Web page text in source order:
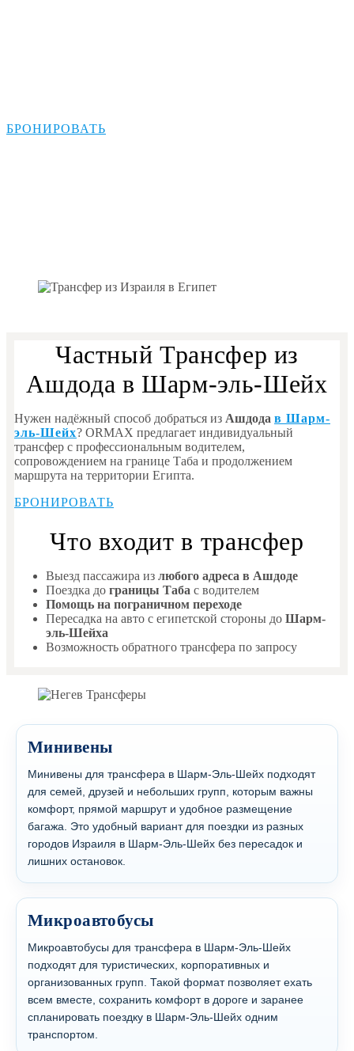
БРОНИРОВАТЬ
Частный Трансфер из
Ашдода в Шарм-эль-Шейх
Нужен надёжный способ добраться из Ашдода в Шарм-
эль-Шейх? ORMAX предлагает индивидуальный
трансфер с профессиональным водителем,
сопровождением на границе Таба и продолжением
маршрута на территории Египта.
БРОНИРОВАТЬ
Что входит в трансфер
Выезд пассажира из любого адреса в Ашдоде
Поездка до границы Таба с водителем
Помощь на пограничном переходе
Пересадка на авто с египетской стороны до Шарм-
эль-Шейха
Возможность обратного трансфера по запросу
Минивены
Минивены для трансфера в Шарм-Эль-Шейх подходят
для семей, друзей и небольших групп, которым важны
комфорт, прямой маршрут и удобное размещение
багажа. Это удобный вариант для поездки из разных
городов Израиля в Шарм-Эль-Шейх без пересадок и
лишних остановок.
Микроавтобусы
Микроавтобусы для трансфера в Шарм-Эль-Шейх
подходят для туристических, корпоративных и
организованных групп. Такой формат позволяет ехать
всем вместе, сохранить комфорт в дороге и заранее
спланировать поездку в Шарм-Эль-Шейх одним
транспортом.